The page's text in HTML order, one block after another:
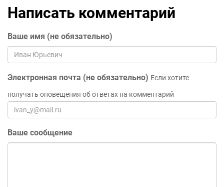
Написать комментарий
Ваше имя (не обязательно)
Электронная почта (не обязательно) Если хотите
получать оповещения об ответах на комментарий
Ваше сообщение